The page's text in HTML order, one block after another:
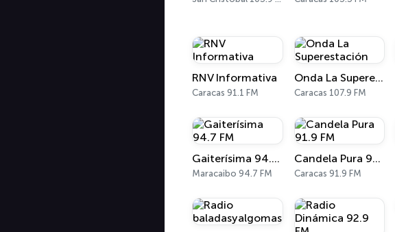
RNV Informativa
Caracas 91.1 FM
Onda La Superestación
Caracas 107.9 FM
Gaiterísima 94.7 FM
Maracaibo 94.7 FM
Candela Pura 91.9 FM
Caracas 91.9 FM